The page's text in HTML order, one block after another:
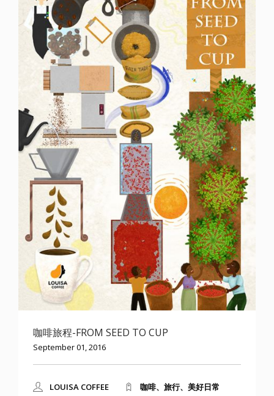
咖啡旅程-FROM SEED TO CUP
September 01, 2016
LOUISA COFFEE 咖啡、旅行、美好日常